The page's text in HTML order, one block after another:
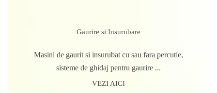
Gaurire si Insurubare
Masini de gaurit si insurubat cu sau fara percutie,
sisteme de ghidaj pentru gaurire ...
VEZI AICI